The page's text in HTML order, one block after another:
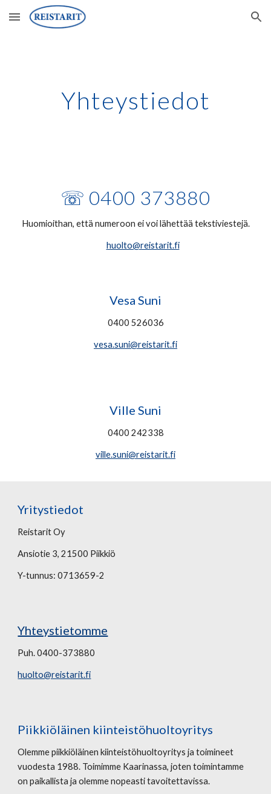
Skip to main content Skip to navigation
Yhteystiedot
☏ 0400 373880
Huomioithan, että numeroon ei voi lähettää tekstiviestejä.
huolto@reistarit.fi
Vesa Suni
0400 526036
vesa.suni@reistarit.fi
Ville Suni
0400 242338
ville.suni@reistarit.fi
Yritystiedot
Reistarit Oy
Ansiotie 3, 21500 Piikkiö
Y-tunnus: 0713659-2
Yhteystietomme
Puh. 0400-373880
huolto@reistarit.fi
Piikkiöläinen kiinteistöhuoltoyritys
Olemme piikkiöläinen kiinteistöhuoltoyritys ja toimineet
vuodesta 1988. Toimimme Kaarinassa, joten toimintamme
on paikallista ja olemme nopeasti tavoitettavissa.